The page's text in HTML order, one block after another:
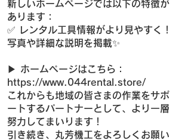
新しいホームページでは以下の特徴が
あります：
✅ レンタル工具情報がより見やすく！
写真や詳細な説明を掲載✨
▶︎ ホームページはこちら：
https://www.044rental.store/
これからも地域の皆さまの作業をサポ
ートするパートナーとして、より一層
努力してまいります！
引き続き、丸芳機工をよろしくお願い